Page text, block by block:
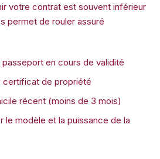
votre contrat est souvent inférieur
permet de rouler assuré
passeport en cours de validité
certificat de propriété
récent (moins de 3 mois)
le modèle et la puissance de la